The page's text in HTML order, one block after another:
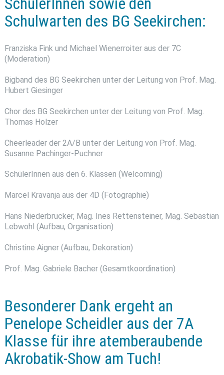
Schulwarten des BG Seekirchen:
Franziska Fink und Michael Wienerroiter aus der 7C
(Moderation)
Bigband des BG Seekirchen unter der Leitung von Prof. Mag.
Hubert Giesinger
Chor des BG Seekirchen unter der Leitung von Prof. Mag.
Thomas Holzer
Cheerleader der 2A/B unter der Leitung von Prof. Mag.
Susanne Pachinger-Puchner
SchülerInnen aus den 6. Klassen (Welcoming)
Marcel Kravanja aus der 4D (Fotographie)
Hans Niederbrucker, Mag. Ines Rettensteiner, Mag. Sebastian
Lebwohl (Aufbau, Organisation)
Christine Aigner (Aufbau, Dekoration)
Prof. Mag. Gabriele Bacher (Gesamtkoordination)
Besonderer Dank ergeht an
Penelope Scheidler aus der 7A
Klasse für ihre atemberaubende
Akrobatik-Show am Tuch!